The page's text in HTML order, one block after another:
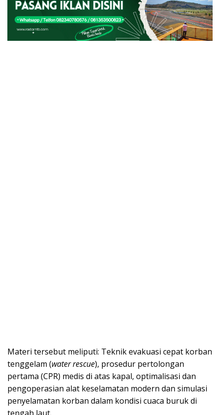
Materi tersebut meliputi: Teknik evakuasi cepat korban
tenggelam (water rescue), prosedur pertolongan
pertama (CPR) medis di atas kapal, optimalisasi dan
pengoperasian alat keselamatan modern dan simulasi
penyelamatan korban dalam kondisi cuaca buruk di
tengah laut.